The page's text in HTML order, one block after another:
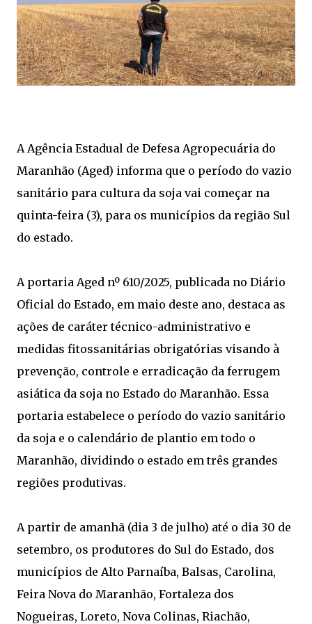
A Agência Estadual de Defesa Agropecuária do
Maranhão (Aged) informa que o período do vazio
sanitário para cultura da soja vai começar na
quinta-feira (3), para os municípios da região Sul
do estado.
A portaria Aged nº 610/2025, publicada no Diário
Oficial do Estado, em maio deste ano, destaca as
ações de caráter técnico-administrativo e
medidas fitossanitárias obrigatórias visando à
prevenção, controle e erradicação da ferrugem
asiática da soja no Estado do Maranhão. Essa
portaria estabelece o período do vazio sanitário
da soja e o calendário de plantio em todo o
Maranhão, dividindo o estado em três grandes
regiões produtivas.
A partir de amanhã (dia 3 de julho) até o dia 30 de
setembro, os produtores do Sul do Estado, dos
municípios de Alto Parnaíba, Balsas, Carolina,
Feira Nova do Maranhão, Fortaleza dos
Nogueiras, Loreto, Nova Colinas, Riachão,